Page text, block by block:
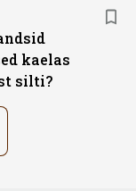
kaelas
silti?